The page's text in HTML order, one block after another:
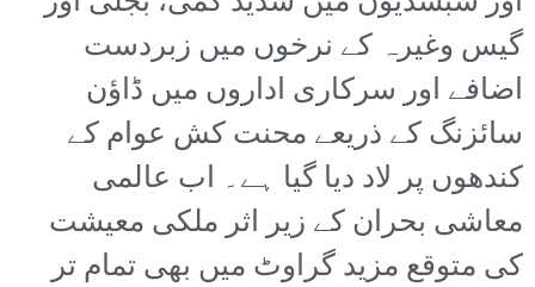
گیس وغیرہ کے نرخوں میں زبردست
اضافے اور سرکاری اداروں میں ڈاؤن
سائزنگ کے ذریعے محنت کش عوام کے
کندھوں پر لاد دیا گیا ہے۔ اب عالمی
معاشی بحران کے زیر اثر ملکی معیشت
کی متوقع مزید گراوٹ میں بھی تمام تر